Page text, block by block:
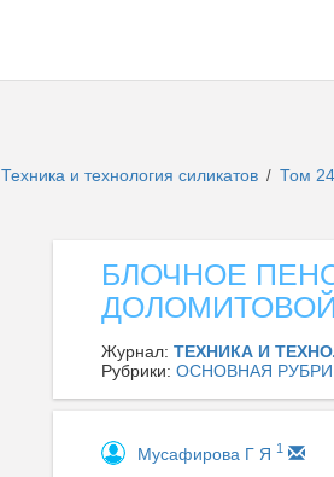
Техника и технология силикатов / Том
БЛОЧНОЕ
Журнал: ТЕХНИКА И
Рубрики: ОСНОВНАЯ
Мусафирова Г Я 1